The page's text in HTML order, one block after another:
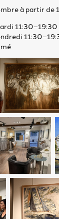
à partir de